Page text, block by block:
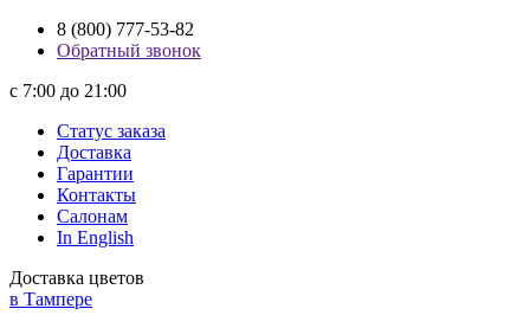
8 (800) 777-53-82
Обратный звонок
с 7:00 до 21:00
Статус заказа
Доставка
Гарантии
Контакты
Салонам
In English
Доставка цветов
в Тампере